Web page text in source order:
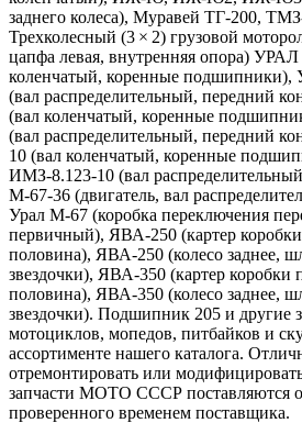
заднего колеса), Муравей ТГ-200,
Трехколесный (3 × 2) грузовой
цапфа левая, внутренняя опора)
коленчатый, коренные
(вал распределительный, передний
(вал коленчатый, коренные
(вал распределительный, передний
10 (вал коленчатый, коренные
ИМЗ-8.123-10 (вал
М-67-36 (двигатель, вал
Урал М-67 (коробка переключения
первичный), ЯВА-250 (картер коробки
половина), ЯВА-250 (колесо заднее,
звездочки), ЯВА-350 (картер коробки
половина), ЯВА-350 (колесо заднее,
звездочки). Подшипник 205 и другие
мотоциклов, мопедов, питбайков и
ассортименте нашего каталога.
отремонтировать или
запчасти МОТО СССР поставляются
проверенного временем поставщика.